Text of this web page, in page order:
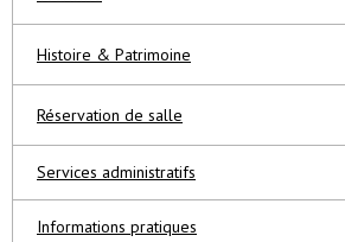
Histoire & Patrimoine
Réservation de salle
Services administratifs
Informations pratiques